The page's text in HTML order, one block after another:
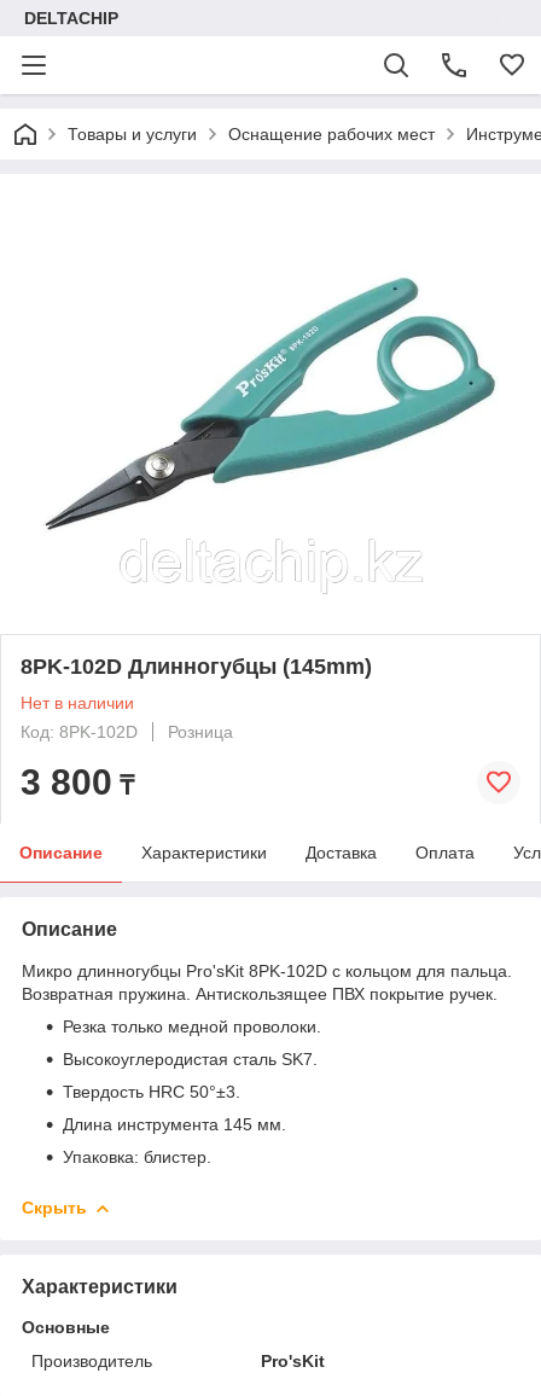
DELTACHIP
Товары и услуги Оснащение рабочих мест
8PK-102D Длинногубцы (145mm)
Нет в наличии
Код: 8PK-102D
Розница
3 800 ₸
Описание Характеристики Доставка Оплата
Описание
Микро длинногубцы Pro'sKit 8PK-102D с кольцом для пальца.
Возвратная пружина. Антискользящее ПВХ покрытие ручек.
Резка только медной проволоки.
Высокоуглеродистая сталь SK7.
Твердость HRC 50°±3.
Длина инструмента 145 мм.
Упаковка: блистер.
Скрыть
Характеристики
Основные
Производитель
Pro'sKit